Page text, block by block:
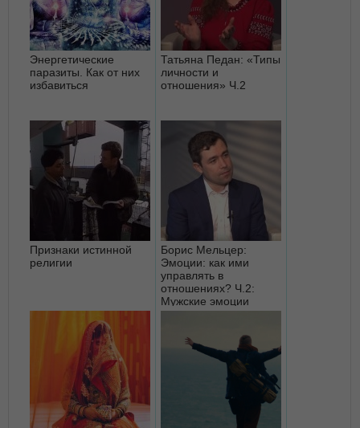
Энергетические
паразиты. Как от них
избавиться
Татьяна Педан: «Типы
личности и
отношения» Ч.2
Признаки истинной
религии
Борис Мельцер:
Эмоции: как ими
управлять в
отношениях? Ч.2:
Мужские эмоции